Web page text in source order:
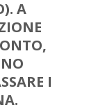
A
I